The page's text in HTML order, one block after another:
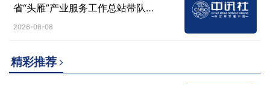
省“头雁”产业服务工作总站带队参
加西北（西安）农资双交会
2026-08-08
精彩推荐